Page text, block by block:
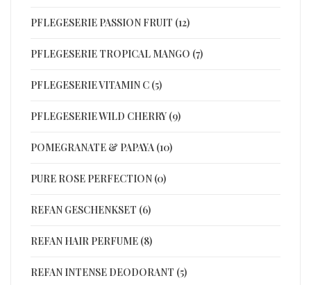
PFLEGESERIE PASSION FRUIT (12)
PFLEGESERIE TROPICAL MANGO (7)
PFLEGESERIE VITAMIN C (5)
PFLEGESERIE WILD CHERRY (9)
POMEGRANATE & PAPAYA (10)
PURE ROSE PERFECTION (0)
REFAN GESCHENKSET (6)
REFAN HAIR PERFUME (8)
REFAN INTENSE DEODORANT (5)